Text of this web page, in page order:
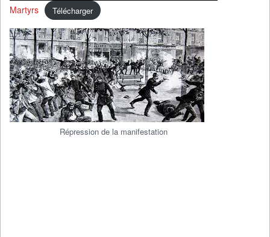
Martyrs
Télécharger
Répression de la manifestation